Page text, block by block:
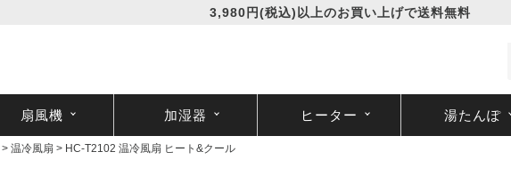
3,980円(税込)以上のお買い上げで送料無料
扇風機 加湿器 ヒーター 湯たんぽ
温冷風扇 HC-T2102 温冷風扇 ヒート&クール